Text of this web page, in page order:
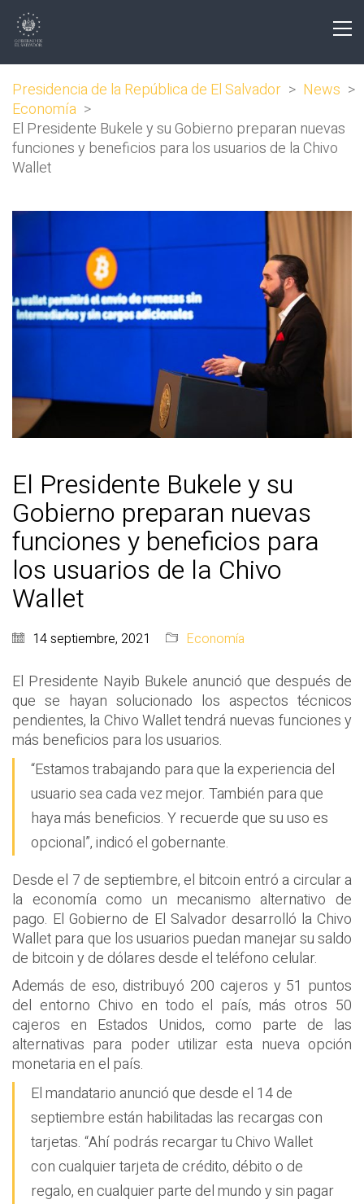
Presidencia de la República de El Salvador > News >
Economía >
El Presidente Bukele y su Gobierno preparan nuevas
funciones y beneficios para los usuarios de la Chivo
Wallet
El Presidente Bukele y su
Gobierno preparan nuevas
funciones y beneficios para
los usuarios de la Chivo
Wallet
14 septiembre, 2021 Economía
El Presidente Nayib Bukele anunció que después de
que se hayan solucionado los aspectos técnicos
pendientes, la Chivo Wallet tendrá nuevas funciones y
más beneficios para los usuarios.
“Estamos trabajando para que la experiencia del
usuario sea cada vez mejor. También para que
haya más beneficios. Y recuerde que su uso es
opcional”, indicó el gobernante.
Desde el 7 de septiembre, el bitcoin entró a circular a
la economía como un mecanismo alternativo de
pago. El Gobierno de El Salvador desarrolló la Chivo
Wallet para que los usuarios puedan manejar su saldo
de bitcoin y de dólares desde el teléfono celular.
Además de eso, distribuyó 200 cajeros y 51 puntos
del entorno Chivo en todo el país, más otros 50
cajeros en Estados Unidos, como parte de las
alternativas para poder utilizar esta nueva opción
monetaria en el país.
El mandatario anunció que desde el 14 de
septiembre están habilitadas las recargas con
tarjetas. “Ahí podrás recargar tu Chivo Wallet
con cualquier tarjeta de crédito, débito o de
regalo, en cualquier parte del mundo y sin pagar